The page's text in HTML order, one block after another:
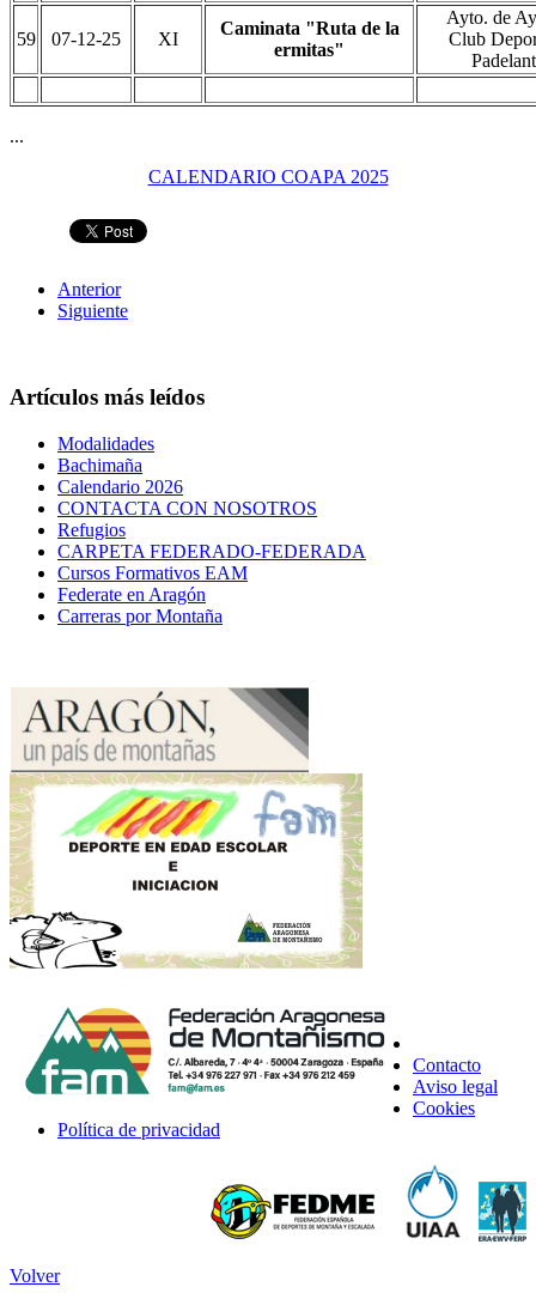
59 07-12-25 XI
Caminata "Ruta de la
ermitas"
Ayto. de
Club
...
CALENDARIO COAPA 2025
Anterior
Siguiente
Artículos más leídos
Modalidades
Bachimaña
Calendario 2026
CONTACTA CON NOSOTROS
Refugios
CARPETA FEDERADO-FEDERADA
Cursos Formativos EAM
Federate en Aragón
Carreras por Montaña
Contacto
Aviso legal
Cookies
Política de privacidad
Volver